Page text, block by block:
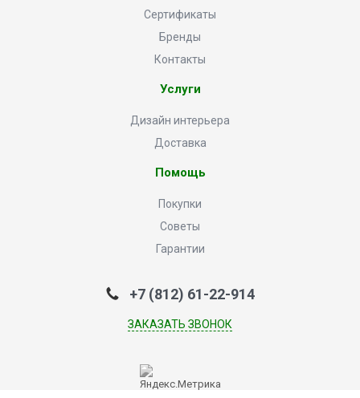
Сертификаты
Бренды
Контакты
Услуги
Дизайн интерьера
Доставка
Помощь
Покупки
Советы
Гарантии
+7 (812) 61-22-914
ЗАКАЗАТЬ ЗВОНОК